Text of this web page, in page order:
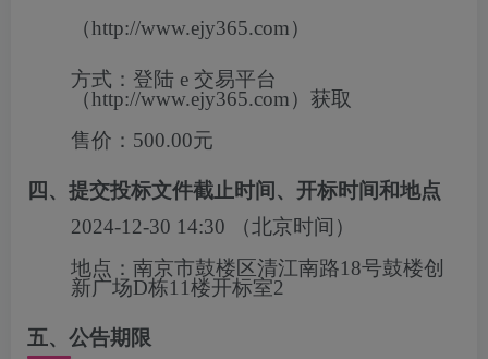
（http://www.ejy365.com）
方式： 登陆 e 交易平台
（http://www.ejy365.com）获取
售价： 500.00元
四、提交投标文件截止时间、开标时间和地点
2024-12-30 14:30 （北京时间）
地点： 南京市鼓楼区清江南路18号鼓楼创
新广场D栋11楼开标室2
五、公告期限